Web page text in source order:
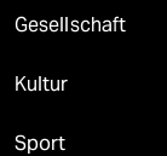
Gesellschaft
Kultur
Sport